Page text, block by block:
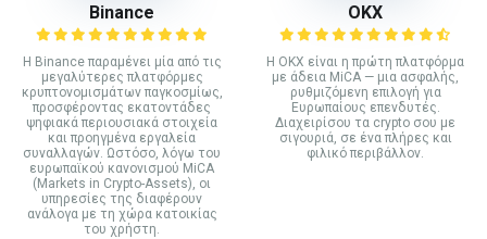
Binance
Η Binance παραμένει μία από τις
μεγαλύτερες πλατφόρμες
κρυπτονομισμάτων παγκοσμίως,
προσφέροντας εκατοντάδες
ψηφιακά περιουσιακά στοιχεία
και προηγμένα εργαλεία
συναλλαγών. Ωστόσο, λόγω του
ευρωπαϊκού κανονισμού MiCA
(Markets in Crypto-Assets), οι
υπηρεσίες της διαφέρουν
ανάλογα με τη χώρα κατοικίας
του χρήστη.
ΟΚΧ
Η OKX είναι η πρώτη πλατφόρμα
με άδεια MiCA — μια ασφαλής,
ρυθμιζόμενη επιλογή για
Ευρωπαίους επενδυτές.
Διαχειρίσου τα crypto σου με
σιγουριά, σε ένα πλήρες και
φιλικό περιβάλλον.